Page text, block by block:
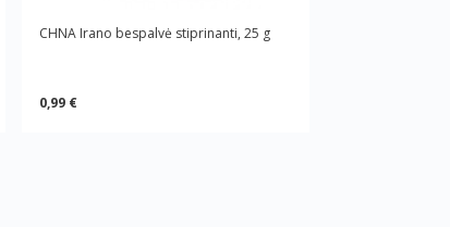
CHNA Irano bespalvė stiprinanti, 25 g
0,99 €